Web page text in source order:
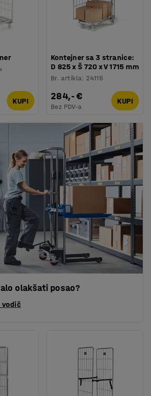
KUPI
Kontejner sa 3 stranice:
D 825 x Š 720 x V 1715 mm
Br. artikla: 24116
284,- €
Bez PDV-a
KUPI
olakšati posao?
vodič